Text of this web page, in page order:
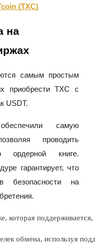
(TXC)
на
самым простым
приобрести TXC с
USDT.
самую
проводить
ордерной книге.
гарантирует, что
безопасности на
которая
обмена, используя